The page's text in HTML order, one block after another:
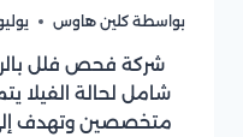
بواسطة كلين هاوس يوليو 20,
شركة فحص فلل
شامل لحالة الفيلا
متخصصين وتهدف